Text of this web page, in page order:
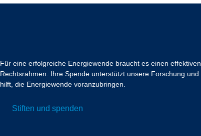
Für eine erfolgreiche Energiewende braucht es einen effektiven
Rechtsrahmen. Ihre Spende unterstützt unsere Forschung und
hilft, die Energiewende voranzubringen.
Stiften und spenden